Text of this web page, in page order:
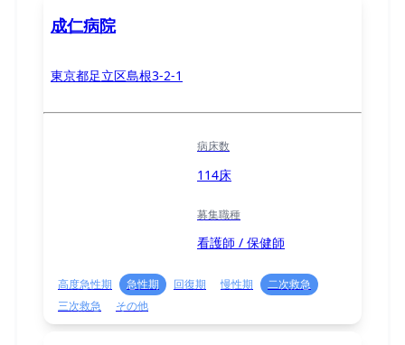
成仁病院
東京都足立区島根3-2-1
病床数
114床
募集職種
看護師 / 保健師
高度急性期 急性期 回復期 慢性期
二次救急
三次救急
その他